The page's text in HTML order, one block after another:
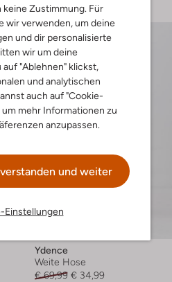
Zustimmung. Für
wir verwenden, um deine
und dir personalisierte
wir um deine
"Ablehnen" klickst,
und analytischen
auch auf "Cookie-
mehr Informationen zu
anzupassen.
und weiter
Einstellungen
Ydence
Weite Hose
€ 69,99 € 34,99